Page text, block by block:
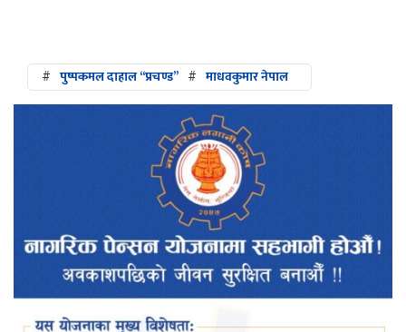
# पुष्पकमल दाहाल “प्रचण्ड” # माधवकुमार नेपाल